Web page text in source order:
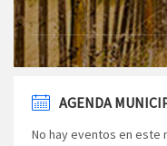
AGENDA
No hay eventos en este